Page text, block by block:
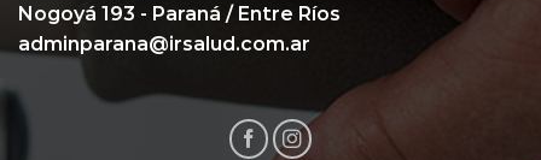
Nogoyá 193 - Paraná / Entre Ríos
adminparana@irsalud.com.ar